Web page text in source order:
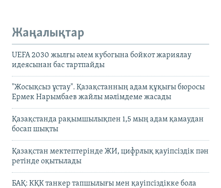
Жаңалықтар
UEFA 2030 жылғы әлем кубогына бойкот жариялау
идеясынан бас тартпайды
"Жосықсыз ұстау". Қазақстанның адам құқығы бюросы
Ермек Нарымбаев жайлы мәлімдеме жасады
Қазақстанда рақымшылықпен 1,5 мың адам қамаудан
босап шықты
Қазақстан мектептерінде ЖИ, цифрлық қауіпсіздік пән
ретінде оқытылады
БАҚ: КҚК танкер тапшылығы мен қауіпсіздікке бола